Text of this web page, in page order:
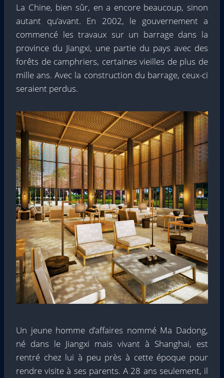
La Chine, bien sûr, en a encore beaucoup, sinon
autant qu’avant. En 2002, le gouvernement a
commencé les travaux sur un barrage dans la
province du Jiangxi, une partie du pays avec des
forêts de camphriers, certaines vieilles de plus de
mille ans. Avec la construction du barrage, ceux-ci
seraient perdus.
Un jeune homme d’affaires nommé Ma Dadong,
né dans le Jiangxi mais vivant à Shanghai, est
rentré chez lui à peu près à cette époque pour
rendre visite à ses parents. A 28 ans seulement, il